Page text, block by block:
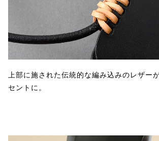
上部に施された伝統的な編み込みのレザー
セントに。